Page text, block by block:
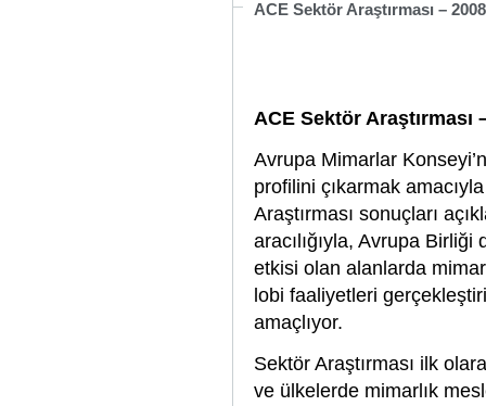
ACE Sektör Araştırması –
ACE Sektör Araştırması
Avrupa Mimarlar
profilini çıkarmak
Araştırması sonuçları
aracılığıyla, Avrupa
etkisi olan alanlarda
lobi faaliyetleri
amaçlıyor.
Sektör Araştırması ilk
ve ülkelerde mimarlık